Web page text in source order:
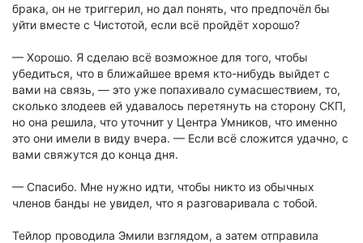
брака, он не триггерил, но дал понять, что предпочёл бы
уйти вместе с Чистотой, если всё пройдёт хорошо?
— Хорошо. Я сделаю всё возможное для того, чтобы
убедиться, что в ближайшее время кто-нибудь выйдет с
вами на связь, — это уже попахивало сумасшествием, то,
сколько злодеев ей удавалось перетянуть на сторону СКП,
но она решила, что уточнит у Центра Умников, что именно
это они имели в виду вчера. — Если всё сложится удачно, с
вами свяжутся до конца дня.
— Спасибо. Мне нужно идти, чтобы никто из обычных
членов банды не увидел, что я разговаривала с тобой.
Тейлор проводила Эмили взглядом, а затем отправила